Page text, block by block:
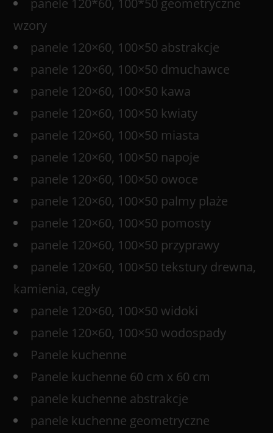
wzory
panele 120×60, 100×50 abstrakcje
panele 120×60, 100×50 dmuchawce
panele 120×60, 100×50 kawa
panele 120×60, 100×50 kwiaty
panele 120×60, 100×50 miasta
panele 120×60, 100×50 napoje
panele 120×60, 100×50 owoce
panele 120×60, 100×50 palmy plaże
panele 120×60, 100×50 pomosty
panele 120×60, 100×50 przyprawy
panele 120×60, 100×50 tekstury drewna,
kamienia, cegły
panele 120×60, 100×50 widoki
panele 120×60, 100×50 wodospady
Panele kuchenne
Panele kuchenne 60 cm x 60 cm
panele kuchenne abstrakcje
panele kuchenne geometryczne